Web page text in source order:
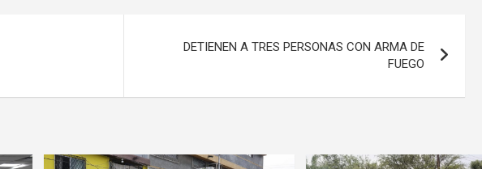
DETIENEN A TRES PERSONAS CON ARMA DE
FUEGO